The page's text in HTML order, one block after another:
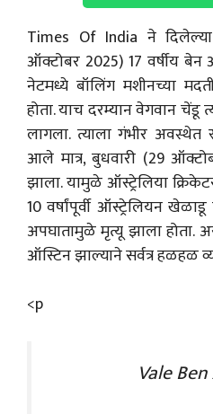
Times Of India ने दिलेल्या
ऑक्टोबर 2025) 17 वर्षीय
नेटमध्ये बॉलिंग मशीनच्या
होता. याच दरम्यान वेगवान चेंडू
लागला. त्याला गंभीर
आले मात्र, बुधवारी (29
झाला. यामुळे ऑस्ट्रेलिया
10 वर्षांपूर्वी ऑस्ट्रेलियन
अपघातामुळे मृत्यू झाला होता.
ऑस्टिन झाल्याने सर्वत्र हळहळ
<p
Vale